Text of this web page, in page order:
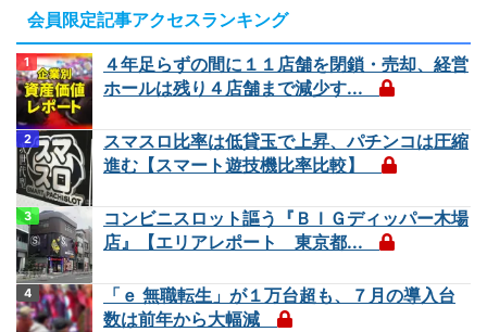
会員限定記事アクセスランキング
４年足らずの間に１１店舗を閉鎖・売却、経営
ホールは残り４店舗まで減少す...
スマスロ比率は低貸玉で上昇、パチンコは圧縮
進む【スマート遊技機比率比較】
コンビニスロット謳う『ＢＩＧディッパー木場
店』【エリアレポート 東京都...
「ｅ 無職転生」が１万台超も、７月の導入台
数は前年から大幅減